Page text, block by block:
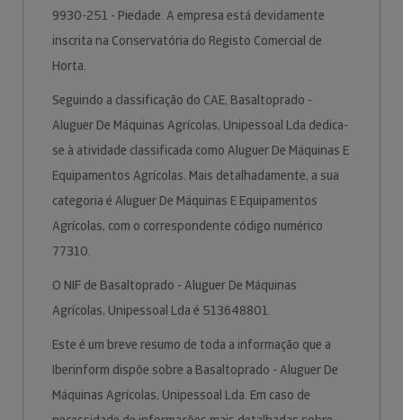
9930-251 - Piedade. A empresa está devidamente
inscrita na Conservatória do Registo Comercial de
Horta.
Seguindo a classificação do CAE, Basaltoprado -
Aluguer De Máquinas Agrícolas, Unipessoal Lda dedica-
se à atividade classificada como Aluguer De Máquinas E
Equipamentos Agrícolas. Mais detalhadamente, a sua
categoria é Aluguer De Máquinas E Equipamentos
Agrícolas, com o correspondente código numérico
77310.
O NIF de Basaltoprado - Aluguer De Máquinas
Agrícolas, Unipessoal Lda é 513648801.
Este é um breve resumo de toda a informação que a
Iberinform dispõe sobre a Basaltoprado - Aluguer De
Máquinas Agrícolas, Unipessoal Lda. Em caso de